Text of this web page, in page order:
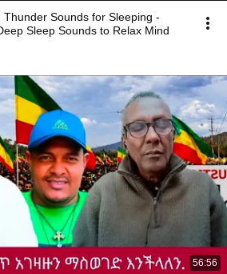
Thunder Sounds for Sleeping -
Sleep Sounds to Relax Mind
56:56